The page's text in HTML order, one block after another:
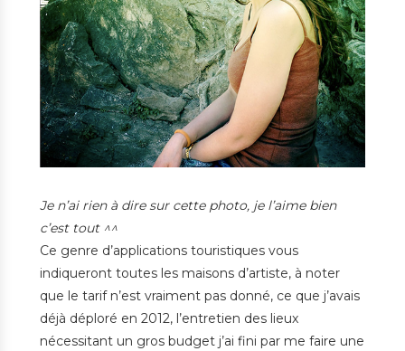
Je n’ai rien à dire sur cette photo, je l’aime bien
c’est tout ^^
Ce genre d’applications touristiques vous
indiqueront toutes les maisons d’artiste, à noter
que le tarif n’est vraiment pas donné, ce que j’avais
déjà déploré en 2012, l’entretien des lieux
nécessitant un gros budget j’ai fini par me faire une